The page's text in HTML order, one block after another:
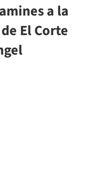
a la
El Corte